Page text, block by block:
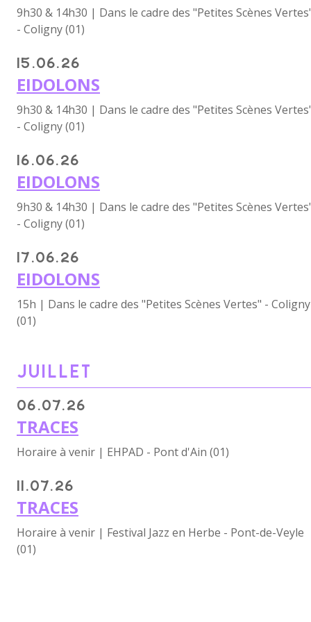
9h30 & 14h30 | Dans le cadre des "Petites Scènes
- Coligny (01)
15.06.26
EIDOLONS
9h30 & 14h30 | Dans le cadre des "Petites Scènes
- Coligny (01)
16.06.26
EIDOLONS
9h30 & 14h30 | Dans le cadre des "Petites Scènes
- Coligny (01)
17.06.26
EIDOLONS
15h | Dans le cadre des "Petites Scènes Vertes" - Coligny
(01)
JUILLET
06.07.26
TRACES
Horaire à venir | EHPAD - Pont d'Ain (01)
11.07.26
TRACES
Horaire à venir | Festival Jazz en Herbe - Pont-de-Veyle
(01)